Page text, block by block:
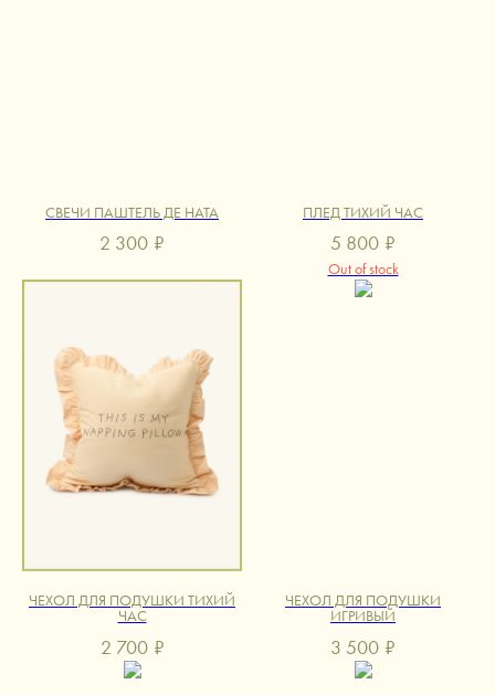
СВЕЧИ ПАШТЕЛЬ ДЕ НАТА
2 300 ₽
ПЛЕД ТИХИЙ ЧАС
5 800 ₽
Out of stock
ЧЕХОЛ ДЛЯ ПОДУШКИ ТИХИЙ
ЧАС
2 700 ₽
ЧЕХОЛ ДЛЯ ПОДУШКИ
ИГРИВЫЙ
3 500 ₽